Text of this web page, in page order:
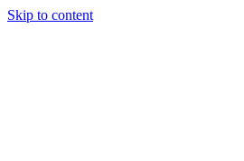
Skip to content